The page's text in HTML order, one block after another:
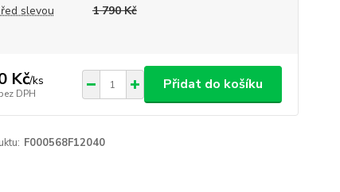
slevou 1 790 Kč
Kč/ks
DPH
Přidat do košíku
F000568F12040